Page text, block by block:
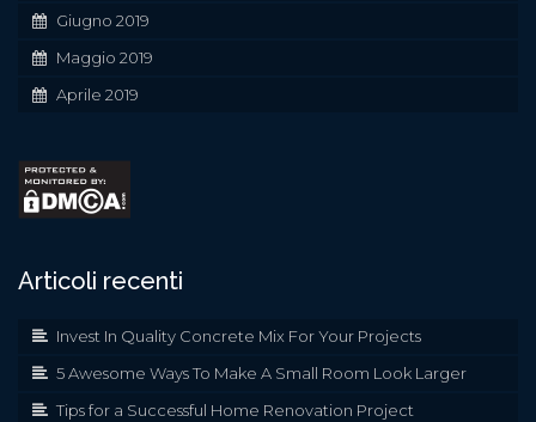
Giugno 2019
Maggio 2019
Aprile 2019
Articoli recenti
Invest In Quality Concrete Mix For Your Projects
5 Awesome Ways To Make A Small Room Look Larger
Tips for a Successful Home Renovation Project